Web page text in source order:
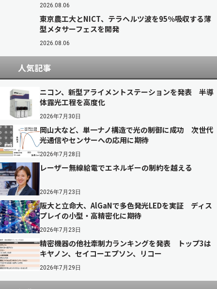
2026.08.06
東京農工大とNICT、テラヘルツ波を95％吸収する薄
型メタサーフェスを開発
2026.08.06
人気記事
ニコン、新型アライメントステーションを発表 半導
体露光工程を高度化
2026年7月30日
岡山大など、単一ナノ構造で光の制御に成功 次世代
光通信やセンサーへの応用に期待
2026年7月28日
レーザー無線給電でエネルギーの制約を越える
2026年7月23日
阪大と立命大、AlGaNで多色発光LEDを実証 ディス
プレイの小型・高精密化に期待
2026年7月23日
精密機器の他社牽制力ランキングを発表 トップ3は
キヤノン、セイコーエプソン、リコー
2026年7月29日